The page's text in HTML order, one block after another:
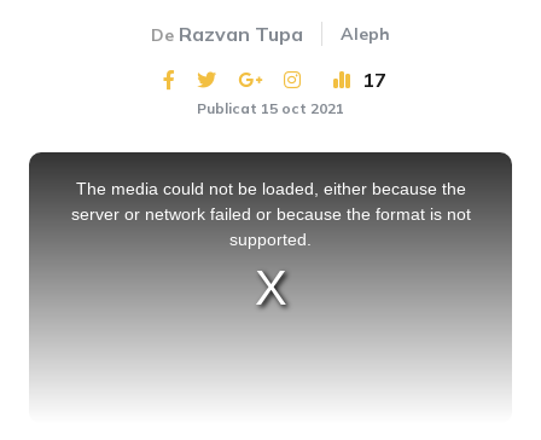
De Razvan Tupa Aleph
17
Publicat 15 oct 2021
This
The media could not be loaded, either because the
server or network failed or because the format is not
supported.